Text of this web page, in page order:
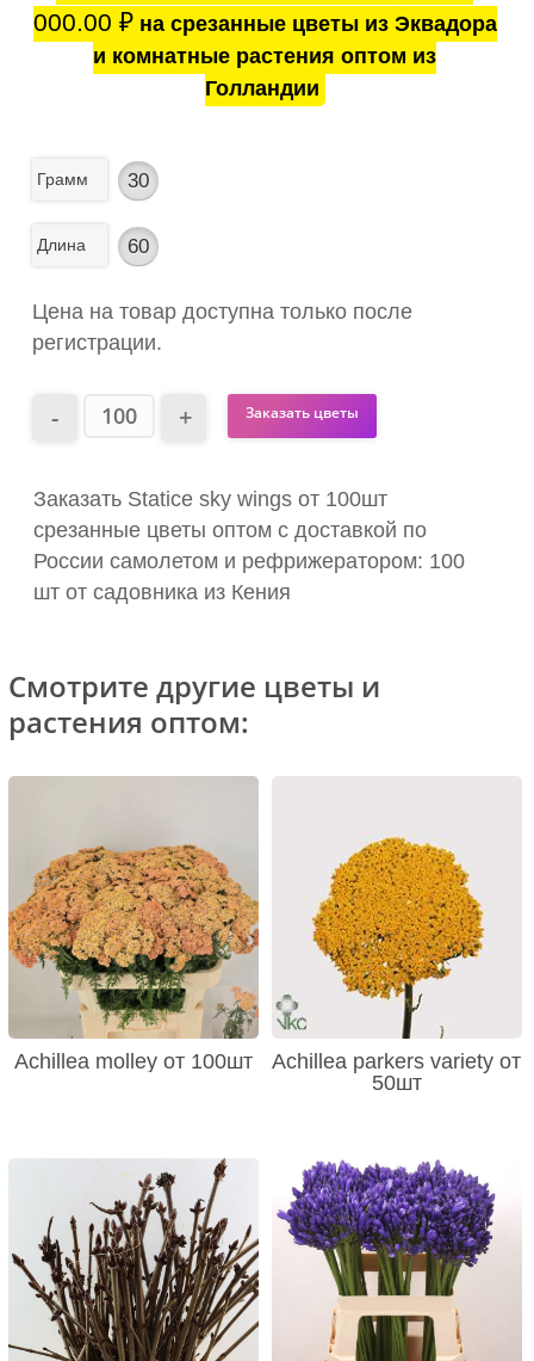
000.00 ₽на срезанные цветы из Эквадора
и комнатные растения оптом из
Голландии
Грамм 30
Длина 60
Цена на товар доступна только после
регистрации.
Заказать цветы
Заказать Statice sky wings от 100шт
срезанные цветы оптом с доставкой по
России самолетом и рефрижератором: 100
шт от садовника из Кения
Смотрите другие цветы и
растения оптом:
Achillea molley от 100шт
Achillea parkers variety от
50шт